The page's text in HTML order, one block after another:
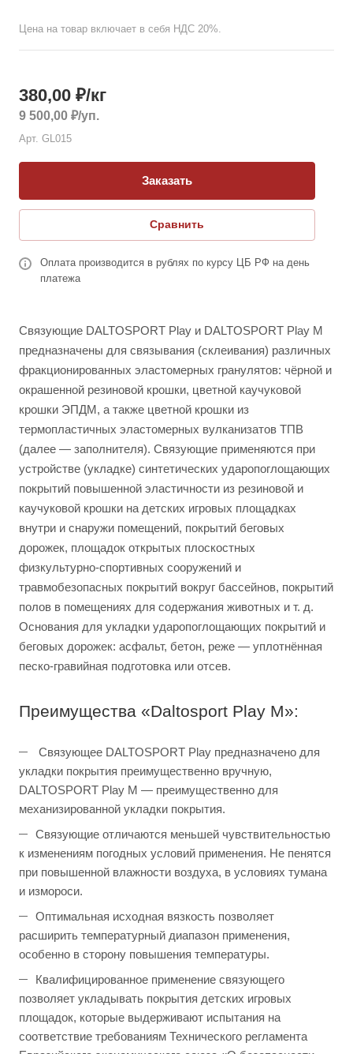
Цена на товар включает в себя НДС 20%.
380,00 ₽/кг
9 500,00 ₽/уп.
Арт. GL015
Заказать
Сравнить
Оплата производится в рублях по курсу ЦБ РФ на день
платежа
Связующие DALTOSPORT Play и DALTOSPORT Play M
предназначены для связывания (склеивания) различных
фракционированных эластомерных гранулятов: чёрной и
окрашенной резиновой крошки, цветной каучуковой
крошки ЭПДМ, а также цветной крошки из
термопластичных эластомерных вулканизатов ТПВ
(далее — заполнителя). Связующие применяются при
устройстве (укладке) синтетических ударопоглощающих
покрытий повышенной эластичности из резиновой и
каучуковой крошки на детских игровых площадках
внутри и снаружи помещений, покрытий беговых
дорожек, площадок открытых плоскостных
физкультурно-спортивных сооружений и
травмобезопасных покрытий вокруг бассейнов, покрытий
полов в помещениях для содержания животных и т. д.
Основания для укладки ударопоглощающих покрытий и
беговых дорожек: асфальт, бетон, реже — уплотнённая
песко-гравийная подготовка или отсев.
Преимущества «Daltosport Play M»:
Связующее DALTOSPORT Play предназначено для
укладки покрытия преимущественно вручную,
DALTOSPORT Play M — преимущественно для
механизированной укладки покрытия.
Связующие отличаются меньшей чувствительностью
к изменениям погодных условий применения. Не пенятся
при повышенной влажности воздуха, в условиях тумана
и измороси.
Оптимальная исходная вязкость позволяет
расширить температурный диапазон применения,
особенно в сторону повышения температуры.
Квалифицированное применение связующего
позволяет укладывать покрытия детских игровых
площадок, которые выдерживают испытания на
соответствие требованиям Технического регламента